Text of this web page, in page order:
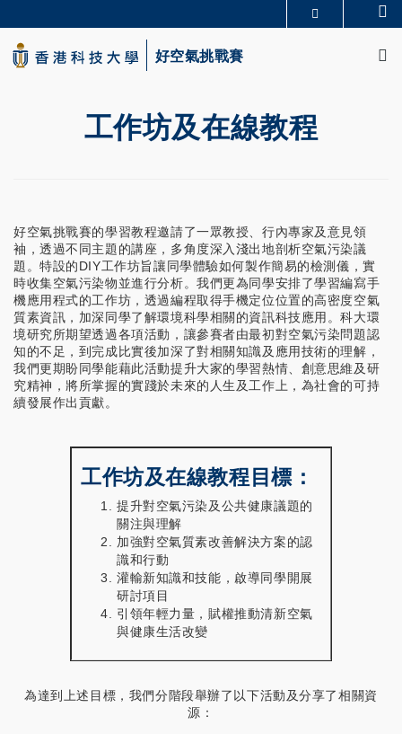
to
main
content
生活@科大
好空氣挑戰賽
工作坊及在線教程
好空氣挑戰賽的學習教程邀請了一眾教授、行內專家及意見領
袖，透過不同主題的講座，多角度深入淺出地剖析空氣污染議
題。特設的DIY工作坊旨讓同學體驗如何製作簡易的檢測儀，實
時收集空氣污染物並進行分析。我們更為同學安排了學習編寫手
機應用程式的工作坊，透過編程取得手機定位位置的高密度空氣
質素資訊，加深同學了解環境科學相關的資訊科技應用。科大環
境研究所期望透過各項活動，讓參賽者由最初對空氣污染問題認
知的不足，到完成比實後加深了對相關知識及應用技術的理解，
我們更期盼同學能藉此活動提升大家的學習熱情、創意思維及研
究精神，將所掌握的實踐於未來的人生及工作上，為社會的可持
續發展作出貢獻。
工作坊及在線教程目標：
提升對空氣污染及公共健康議題的
關注與理解
加強對空氣質素改善解決方案的認
識和行動
灌輸新知識和技能，啟導同學開展
研討項目
引領年輕力量，賦權推動清新空氣
與健康生活改變
為達到上述目標，我們分階段舉辦了以下活動及分享了相關資
源：